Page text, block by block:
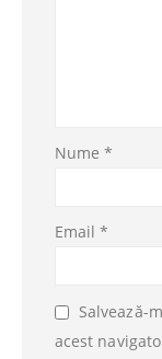
Nume*
Email*
Salvează-
acest